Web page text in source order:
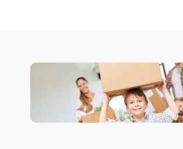
Büroumzug
Wolfsberg